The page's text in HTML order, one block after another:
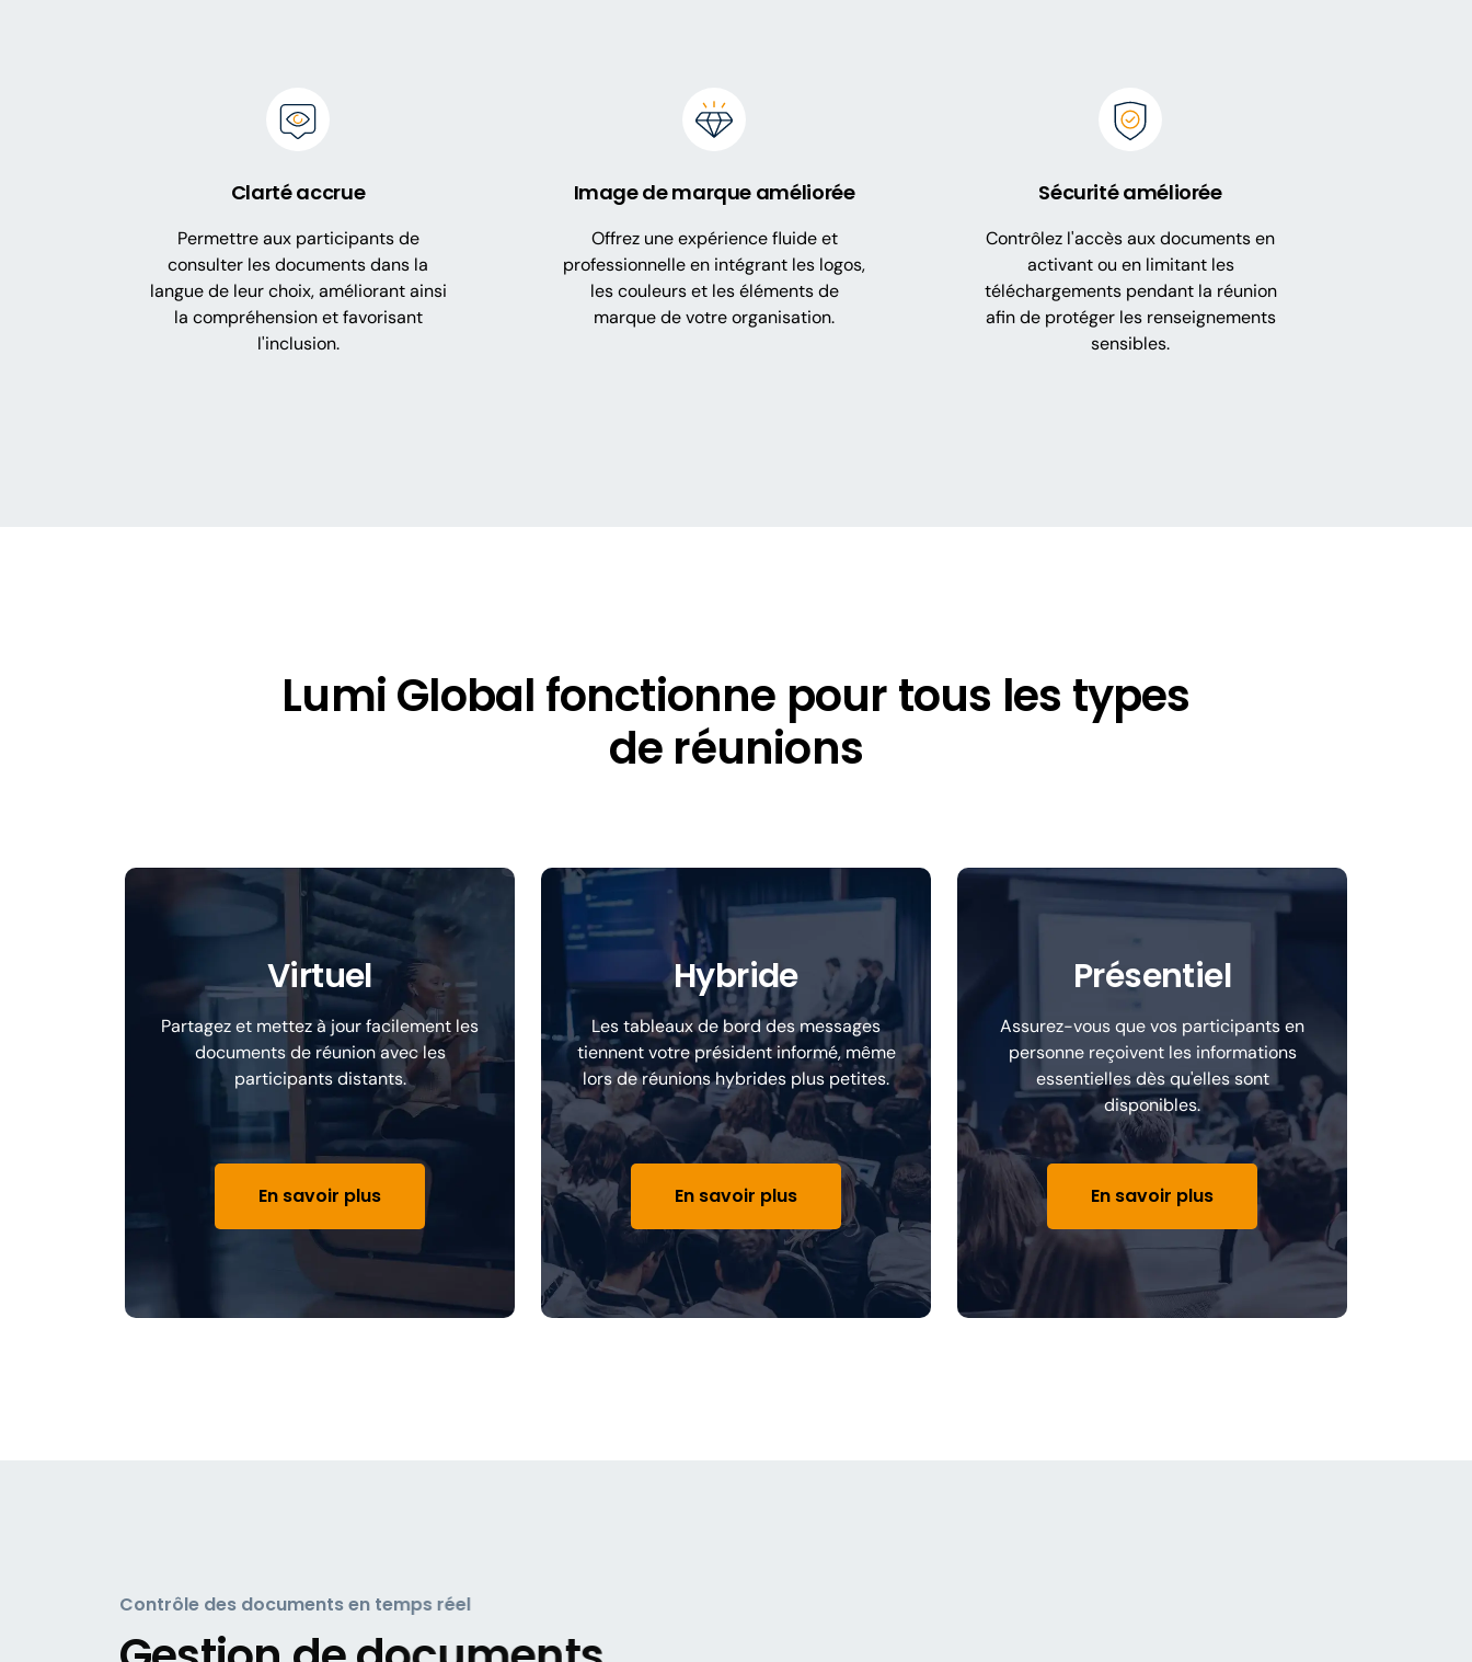
Clarté accrue
Permettre aux participants de
consulter les documents dans la
langue de leur choix, améliorant ainsi
la compréhension et favorisant
l'inclusion.
Image de marque améliorée
Offrez une expérience fluide et
professionnelle en intégrant les logos,
les couleurs et les éléments de
marque de votre organisation.
Sécurité améliorée
Contrôlez l'accès aux documents en
activant ou en limitant les
téléchargements pendant la réunion
afin de protéger les renseignements
sensibles.
Lumi Global fonctionne pour tous les types
de réunions
Virtuel
Partagez et mettez à jour facilement les
documents de réunion avec les
participants distants.
En savoir plus
Hybride
Les tableaux de bord des messages
tiennent votre président informé, même
lors de réunions hybrides plus petites.
En savoir plus
Présentiel
Assurez-vous que vos participants en
personne reçoivent les informations
essentielles dès qu'elles sont
disponibles.
En savoir plus
Contrôle des documents en temps réel